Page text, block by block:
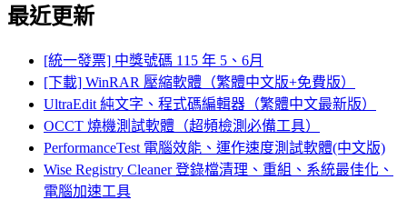
最近更新
[統一發票] 中獎號碼 115 年 5、6月
[下載] WinRAR 壓縮軟體（繁體中文版+免費版）
UltraEdit 純文字、程式碼編輯器（繁體中文最新版）
OCCT 燒機測試軟體（超頻檢測必備工具）
PerformanceTest 電腦效能、運作速度測試軟體(中文版)
Wise Registry Cleaner 登錄檔清理、重組、系統最佳化、
電腦加速工具